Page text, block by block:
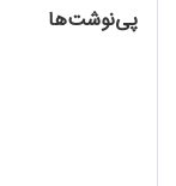
پی‌نوشت‌ها